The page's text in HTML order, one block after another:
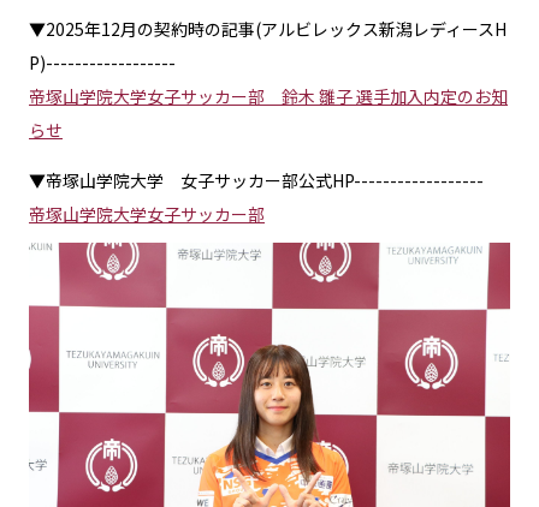
▼2025年12月の契約時の記事(アルビレックス新潟レディースH
P)------------------
帝塚山学院大学女子サッカー部 鈴木 雛子 選手加入内定のお知
らせ
▼帝塚山学院大学 女子サッカー部公式HP------------------
帝塚山学院大学女子サッカー部